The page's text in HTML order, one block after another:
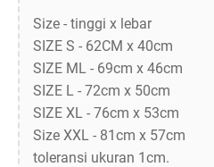
Size - tinggi x lebar
SIZE S - 62CM x 40cm
SIZE ML - 69cm x 46cm
SIZE L - 72cm x 50cm
SIZE XL - 76cm x 53cm
Size XXL - 81cm x 57cm
toleransi ukuran 1cm.